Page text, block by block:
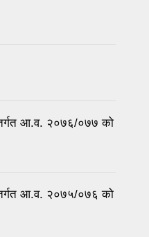
आ.व. २०७६/०७७ को
आ.व. २०७५/०७६ को